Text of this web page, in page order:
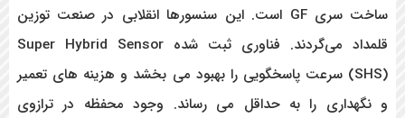
ساخت سری GF است. این سنسورها انقلابی در صنعت توزین
قلمداد می‌گردند. فناوری ثبت شده Super Hybrid Sensor
(SHS) سرعت پاسخگویی را بهبود می بخشد و هزینه های تعمیر
و نگهداری را به حداقل می رساند. وجود محفظه در ترازوی